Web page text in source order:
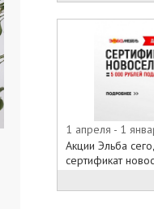
• Комоды
• Детские
• Матрасы
• Мебель для
И многое другое.
Приходите в
онлайн-
1 апреля - 1
Акции Эльба
сертификат